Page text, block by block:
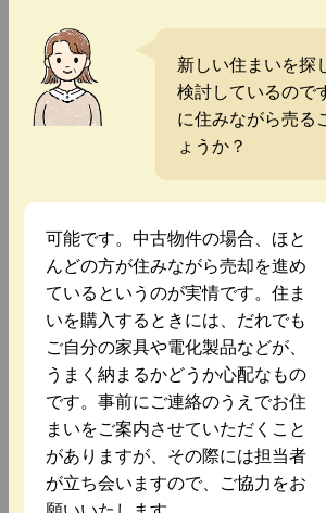
新しい住まいを探
検討しているので
に住みながら売る
ょうか？
可能です。中古物件の場合、ほと
んどの方が住みながら売却を進め
ているというのが実情です。住ま
いを購入するときには、だれでも
ご自分の家具や電化製品などが、
うまく納まるかどうか心配なもの
です。事前にご連絡のうえでお住
まいをご案内させていただくこと
がありますが、その際には担当者
が立ち会いますので、ご協力をお